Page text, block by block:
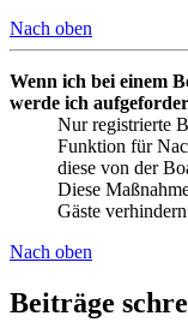
Nach oben
Wenn ich bei einem
werde ich
Nur registrierte
Funktion für
diese von der
Diese
Gäste
Nach oben
Beiträge